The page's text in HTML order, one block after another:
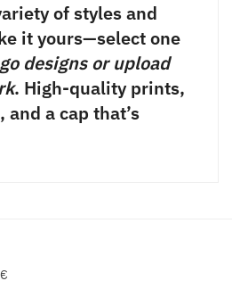
of styles and
it yours—select one
designs or upload
. High-quality prints,
a cap that’s